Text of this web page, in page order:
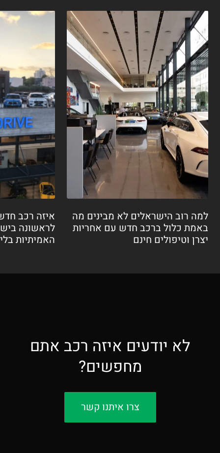
למה רוב הישראלים לא מבינים מה
באמת כלול ברכב חדש עם אחריות
יצרן וטיפולים חינם
איזה רכב
לראשונה
האמיתיות בלי
לא יודעים איזה רכב אתם
מחפשים?
צרו איתנו קשר